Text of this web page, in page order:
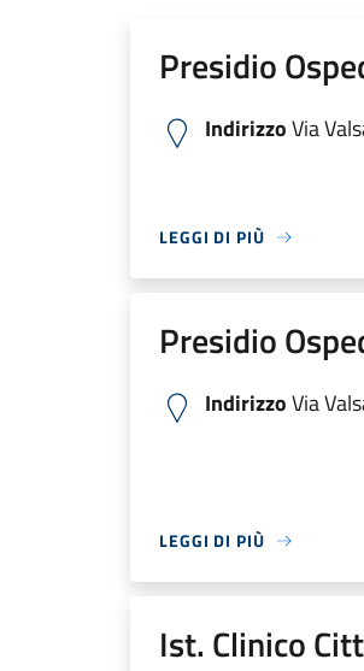
Presidio
IndirizzoVia
LEGGI DI PIÙ
Presidio
IndirizzoVia
LEGGI DI PIÙ
Ist. Clinico